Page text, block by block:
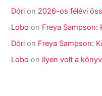
Dóri on 2026-os félévi
Lobo on Freya Sampson:
Dóri on Freya Sampson:
Lobo on Ilyen volt a